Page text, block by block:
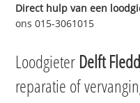
Direct hulp van een
ons 015-3061015
Loodgieter Delft
reparatie of